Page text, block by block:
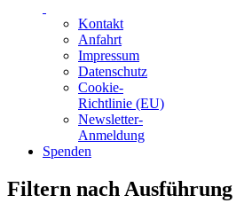
Kontakt
Anfahrt
Impressum
Datenschutz
Cookie-
Richtlinie (EU)
Newsletter-
Anmeldung
Spenden
Skip
to
Filtern nach Ausführung